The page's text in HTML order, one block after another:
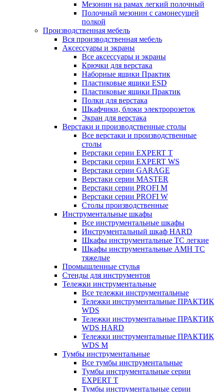
Мезонин на рамах легкий полочный
Полочный мезонин с самонесущей
полкой
Производственная мебель
Вся производственная мебель
Аксессуары и экраны
Все аксессуары и экраны
Крючки для верстака
Наборные ящики Практик
Пластиковые ящики ESD
Пластиковые ящики Практик
Полки для верстака
Шкафчики, блоки электророзеток
Экран для верстака
Верстаки и производственные столы
Все верстаки и производственные
столы
Верстаки серии EXPERT T
Верстаки серии EXPERT WS
Верстаки серии GARAGE
Верстаки серии MASTER
Верстаки серии PROFI M
Верстаки серии PROFI W
Столы производственные
Инструментальные шкафы
Все инструментальные шкафы
Инструментальный шкаф HARD
Шкафы инструментальные ТС легкие
Шкафы инструментальные AMH TC
тяжелые
Промышленные стулья
Стенды для инструментов
Тележки инструментальные
Все тележки инструментальные
Тележки инструментальные ПРАКТИК
WDS
Тележки инструментальные ПРАКТИК
WDS HARD
Тележки инструментальные ПРАКТИК
WDS M
Тумбы инструментальные
Все тумбы инструментальные
Тумбы инструментальные серии
EXPERT T
Тумбы инструментальные серии